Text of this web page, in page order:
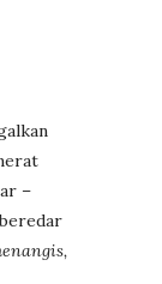
–